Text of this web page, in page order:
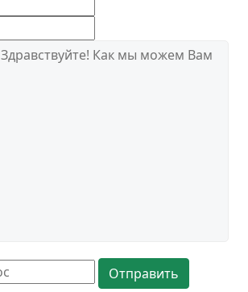
Здравствуйте! Как мы можем Вам